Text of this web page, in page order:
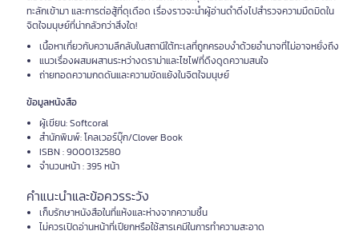
ทะลักเข้ามา และการต่อสู้ที่ดุเดือด เรื่องราวจะนำผู้อ่านดำดิ่งไปสำรวจความมืดมิดใน
จิตใจมนุษย์ที่น่ากลัวกว่าสิ่งใด!
เนื้อหาเกี่ยวกับความลึกลับในสถานีใต้ทะเลที่ถูกครอบงำด้วยอำนาจที่ไม่อาจหยั่งถึง
แนวเรื่องผสมผสานระหว่างดราม่าและไซไฟที่ดึงดูดความสนใจ
ถ่ายทอดความกดดันและความขัดแย้งในจิตใจมนุษย์
ข้อมูลหนังสือ
ผู้เขียน: Softcoral
สำนักพิมพ์: โคลเวอร์บุ๊ก/Clover Book
ISBN : 9000132580
จำนวนหน้า : 395 หน้า
คำแนะนำและข้อควรระวัง
เก็บรักษาหนังสือในที่แห้งและห่างจากความชื้น
ไม่ควรเปิดอ่านหน้าที่เปียกหรือใช้สารเคมีในการทำความสะอาด